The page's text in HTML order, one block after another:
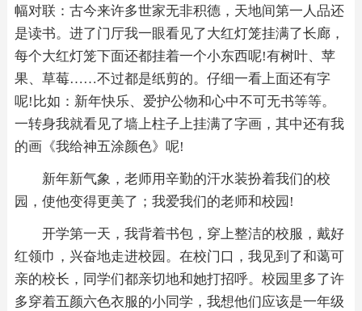
幅对联：古今来许多世家无非积德，天地间第一人品还
是读书。进了门厅我一眼看见了大红灯笼挂满了长廊，
每个大红灯笼下面还都挂着一个小东西呢!有树叶、苹
果、草莓……不过都是纸剪的。仔细一看上面还有字
呢!比如：新年快乐、爱护公物和心中不可无书等等。
一转身我就看见了墙上柱子上挂满了字画，其中还有我
的画《我给神五涂颜色》呢!
新年新气象，老师用辛勤的汗水装扮着我们的校
园，使他变得更美了；我爱我们的老师和校园!
开学第一天，我背着书包，穿上整洁的校服，戴好
红领巾，兴奋地走进校园。在校门口，我见到了和蔼可
亲的校长，同学们都亲切地和她打招呼。校园里多了许
多穿着五颜六色衣服的小同学，我想他们应该是一年级